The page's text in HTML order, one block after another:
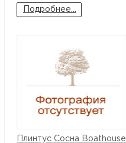
Подробнее...
Плинтус Сосна Boathouse